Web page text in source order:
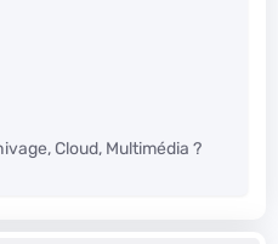
Cloud, Multimédia ?